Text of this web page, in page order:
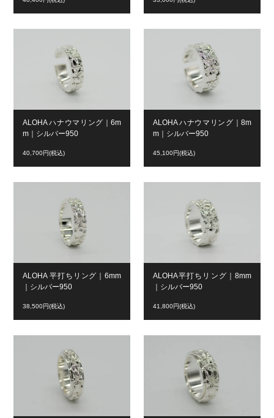
ALOHA ハナウマリング｜6m
m｜シルバー950
40,700円(税込)
ALOHA ハナウマリング｜8m
m｜シルバー950
45,100円(税込)
ALOHA 平打ちリング｜6mm
｜シルバー950
38,500円(税込)
ALOHA平打ちリング｜8mm
｜シルバー950
41,800円(税込)